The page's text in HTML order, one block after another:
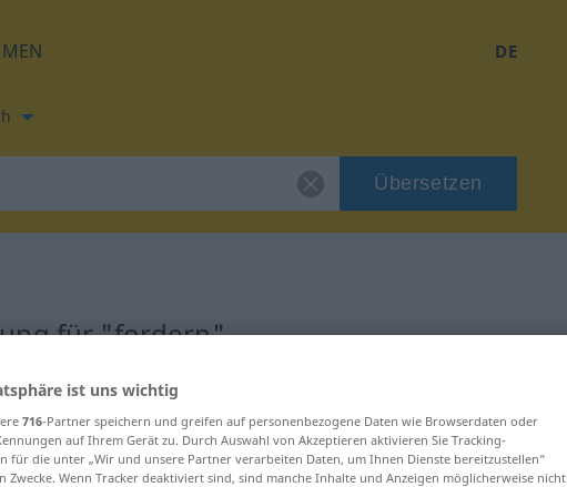
DE
Übersetzen
für "fordern"
ist uns wichtig
716-Partner speichern und greifen auf personenbezogene Daten wie Browserdaten oder
auf Ihrem Gerät zu. Durch Auswahl von Akzeptieren aktivieren Sie Tracking-
für die unter „Wir und unsere Partner verarbeiten Daten, um Ihnen Dienste bereitzustellen“
Zwecke. Wenn Tracker deaktiviert sind, sind manche Inhalte und Anzeigen möglicherweise nicht